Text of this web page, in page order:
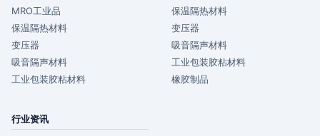
MRO工业品
保温隔热材料
变压器
吸音隔声材料
工业包装胶粘材料
保温隔热材料
变压器
吸音隔声材料
工业包装胶粘材料
橡胶制品
行业资讯